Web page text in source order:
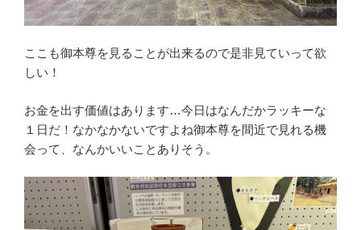
ここも御本尊を見ることが出来るので是非見ていって欲
しい！
お金を出す価値はあります…今日はなんだかラッキーな
１日だ！なかなかないですよね御本尊を間近で見れる機
会って、なんかいいことありそう。